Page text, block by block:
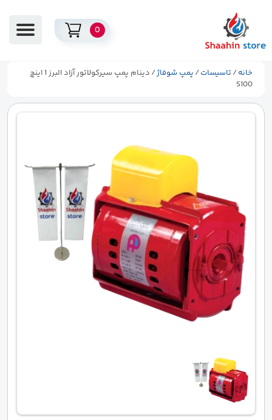
0
خانه/ تاسیسات/ پمپ شوفاژ
/ دینام پمپ سیرکولاتور آزاد البرز 1 اینچ
S100